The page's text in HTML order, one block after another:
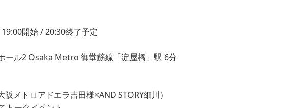
開始 / 20:30終了予定
ール2 Osaka Metro 御堂筋線「淀屋橋」駅 6分
メトロアドエラ吉田様×AND STORY細川）